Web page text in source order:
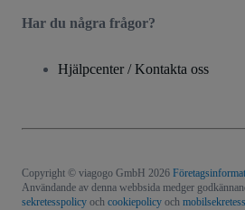
Har du några frågor?
Hjälpcenter / Kontakta oss
Copyright © viagogo GmbH 2026
Användande av denna webbsida medger
sekretesspolicy och cookiepolicy och